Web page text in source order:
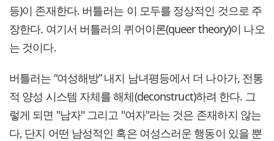
등)이 존재한다. 버틀러는 이 모두를 정상적인 것으로 주
장한다. 여기서 버틀러의 퀴어이론(queer theory)이 나오
는 것이다.
버틀러는 “여성해방” 내지 남녀평등에서 더 나아가, 전통
적 양성 시스템 자체를 해체(deconstruct)하려 한다. 그
렇게 되면 "남자" 그리고 "여자"라는 것은 존재하지 않는
다, 단지 어떤 남성적인 혹은 여성스러운 행동이 있을 뿐